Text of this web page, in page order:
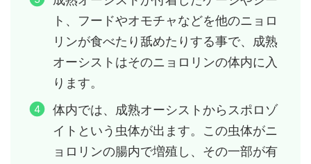
ト、フードやオモチャなどを他のニョロ
リンが食べたり舐めたりする事で、成熟
オーシストはそのニョロリンの体内に入
ります。
体内では、成熟オーシストからスポロゾ
イトという虫体が出ます。この虫体がニ
ョロリンの腸内で増殖し、その一部が有